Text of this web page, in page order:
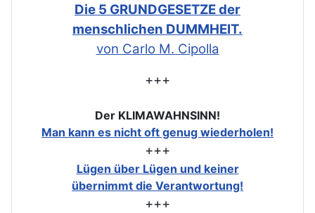
Die 5 GRUNDGESETZE der
menschlichen DUMMHEIT.
von Carlo M. Cipolla
+++
Der KLIMAWAHNSINN!
Man kann es nicht oft genug wiederholen!
+++
Lügen über Lügen und keiner
übernimmt die Verantwortung!
+++